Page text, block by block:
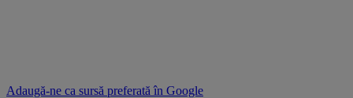
Adaugă-ne ca sursă preferată în Google